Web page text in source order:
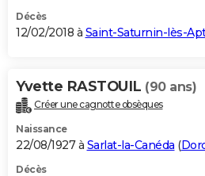
Décès
12/02/2018 à Saint-Saturnin-lès-
Yvette RASTOUIL (90 ans)
Créer une cagnotte obsèques
Naissance
22/08/1927 à Sarlat-la-Canéda (
Décès